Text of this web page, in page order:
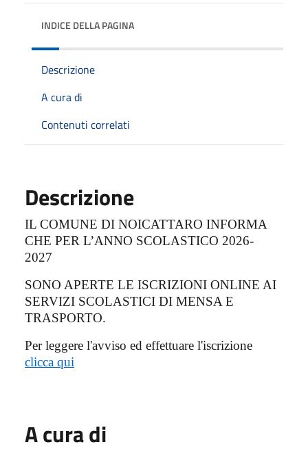
INDICE DELLA PAGINA
Descrizione
A cura di
Contenuti correlati
Descrizione
IL COMUNE DI NOICATTARO INFORMA
CHE PER L’ANNO SCOLASTICO 2026-
2027
SONO APERTE LE ISCRIZIONI ONLINE AI
SERVIZI SCOLASTICI DI MENSA E
TRASPORTO.
Per leggere l'avviso ed effettuare l'iscrizione
clicca qui
A cura di